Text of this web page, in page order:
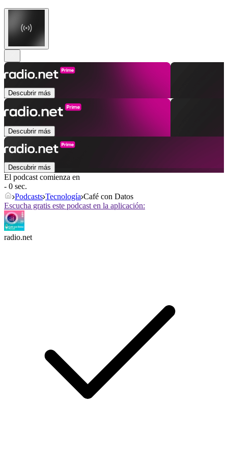
Descubrir más
Descubrir más
Descubrir más
El podcast comienza en
- 0 sec.
Podcasts Tecnología Café con Datos
Escucha gratis este podcast en la aplicación:
radio.net